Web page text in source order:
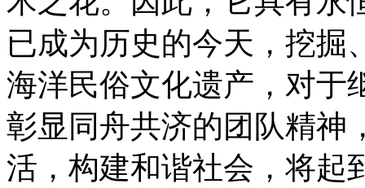
已成为历史的今天，挖掘
海洋民俗文化遗产，对于
彰显同舟共济的团队精神
活，构建和谐社会，将起